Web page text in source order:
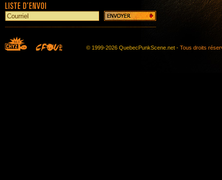
© 1999-2026 QuebecPunkScene.net - Tous droits